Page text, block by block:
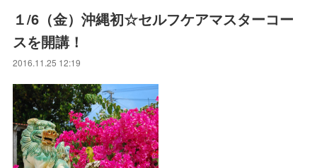
１/6（金）沖縄初☆セルフケアマスターコー
スを開講！
2016.11.25 12:19